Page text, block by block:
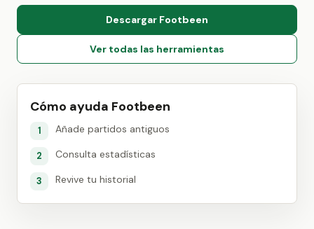
Descargar Footbeen
Ver todas las herramientas
Cómo ayuda Footbeen
1 Añade partidos antiguos
2 Consulta estadísticas
3 Revive tu historial